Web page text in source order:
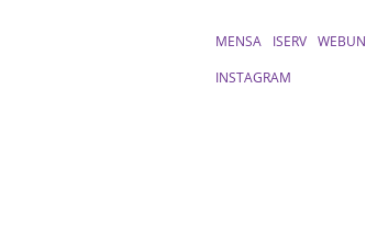
MENSA ISERV
INSTAGRAM